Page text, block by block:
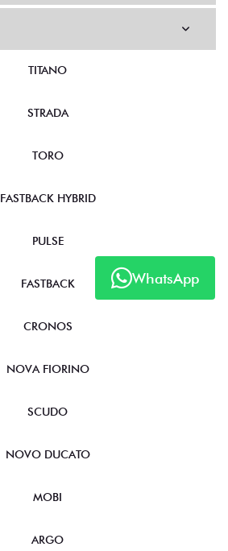
WhatsApp
TITANO
STRADA
TORO
FASTBACK HYBRID
PULSE
FASTBACK
CRONOS
NOVA FIORINO
SCUDO
NOVO DUCATO
MOBI
ARGO